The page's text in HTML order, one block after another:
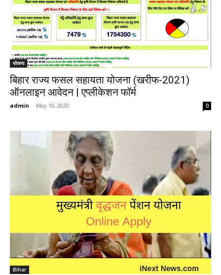
योजना
बिहार राज्य फसल सहायता योजना (खरीफ-2021)
ऑनलाइन आवेदन | एप्लीकेशन फॉर्म
admin - May 10, 2020 0
Bihar